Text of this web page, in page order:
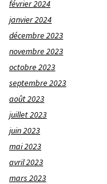
février 2024
janvier 2024
décembre 2023
novembre 2023
octobre 2023
septembre 2023
août 2023
juillet 2023
juin 2023
mai 2023
avril 2023
mars 2023